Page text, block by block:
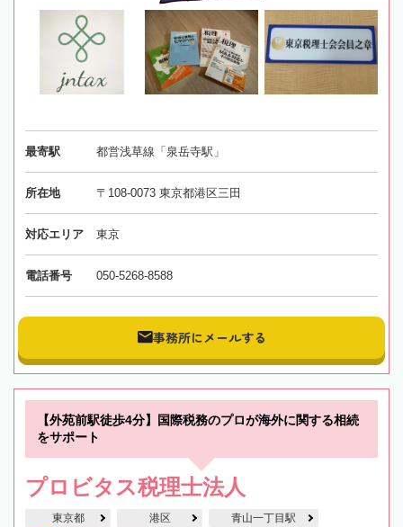
最寄駅 都営浅草線「泉岳寺駅」
所在地 〒108-0073 東京都港区三田
対応エリア 東京
電話番号 050-5268-8588
事務所にメールする
【外苑前駅徒歩4分】国際税務のプロが海外に関する相続
をサポート
プロビタス税理士法人
東京都 港区 青山一丁目駅